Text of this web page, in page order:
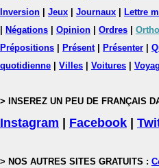
Inversion
Jeux Journaux Lettre
Négations Opinion Ordres
Prépositions
Présent| Présenter
quotidienne
Villes Voitures
> INSEREZ UN PEU DE FRANÇAIS
Instagram Facebook
> NOS AUTRES SITES GRATUITS :